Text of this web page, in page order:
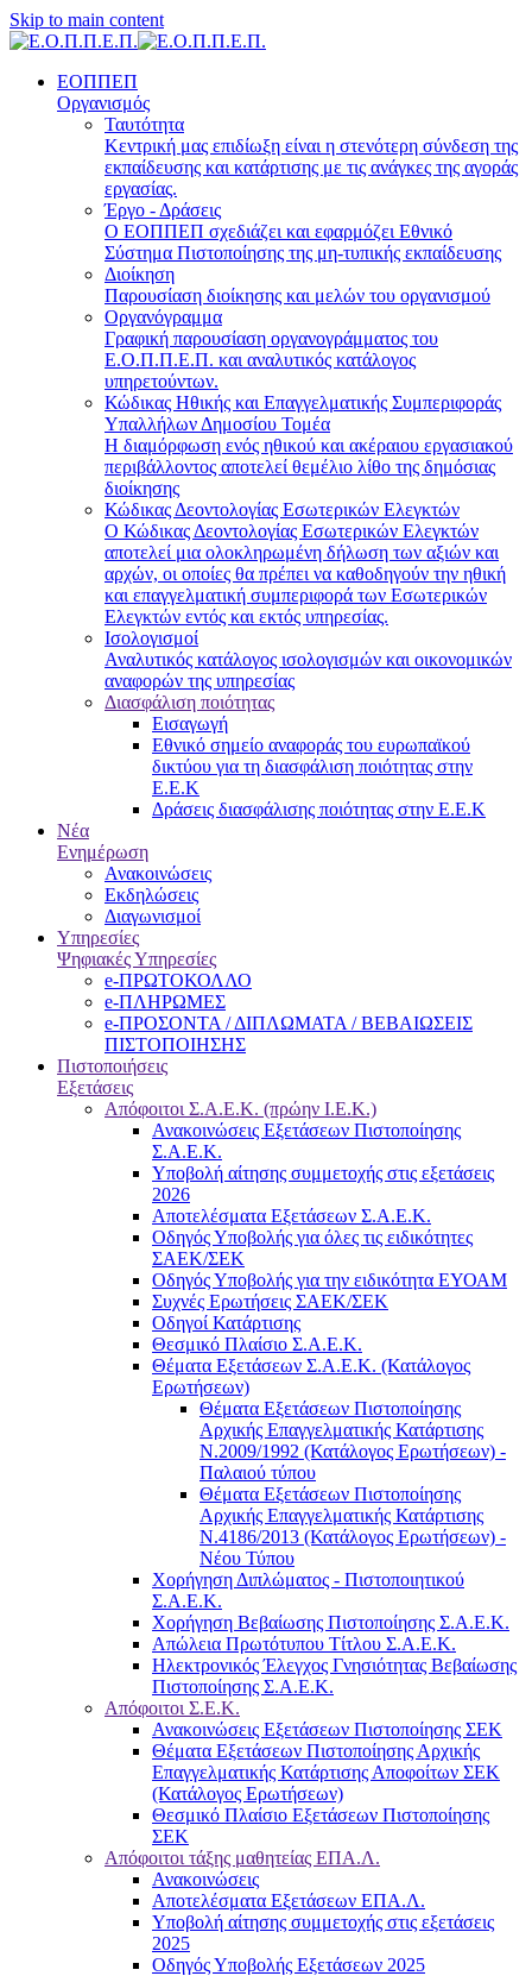
Skip to main content
ΕΟΠΠΕΠ
Οργανισμός
Ταυτότητα
Κεντρική μας επιδίωξη είναι η στενότερη σύνδεση της
εκπαίδευσης και κατάρτισης με τις ανάγκες της αγοράς
εργασίας.
Έργο - Δράσεις
Ο ΕΟΠΠΕΠ σχεδιάζει και εφαρμόζει Eθνικό
Σύστημα Πιστοποίησης της μη-τυπικής εκπαίδευσης
Διοίκηση
Παρουσίαση διοίκησης και μελών του οργανισμού
Οργανόγραμμα
Γραφική παρουσίαση οργανογράμματος του
Ε.Ο.Π.Π.Ε.Π. και αναλυτικός κατάλογος
υπηρετούντων.
Κώδικας Ηθικής και Επαγγελματικής Συμπεριφοράς
Υπαλλήλων Δημοσίου Τομέα
Η διαμόρφωση ενός ηθικού και ακέραιου εργασιακού
περιβάλλοντος αποτελεί θεμέλιο λίθο της δημόσιας
διοίκησης
Κώδικας Δεοντολογίας Εσωτερικών Ελεγκτών
Ο Κώδικας Δεοντολογίας Εσωτερικών Ελεγκτών
αποτελεί μια ολοκληρωμένη δήλωση των αξιών και
αρχών, οι οποίες θα πρέπει να καθοδηγούν την ηθική
και επαγγελματική συμπεριφορά των Εσωτερικών
Ελεγκτών εντός και εκτός υπηρεσίας.
Ισολογισμοί
Αναλυτικός κατάλογος ισολογισμών και οικονομικών
αναφορών της υπηρεσίας
Διασφάλιση ποιότητας
Εισαγωγή
Εθνικό σημείο αναφοράς του ευρωπαϊκού
δικτύου για τη διασφάλιση ποιότητας στην
Ε.Ε.Κ
Δράσεις διασφάλισης ποιότητας στην Ε.Ε.Κ
Νέα
Ενημέρωση
Ανακοινώσεις
Εκδηλώσεις
Διαγωνισμοί
Υπηρεσίες
Ψηφιακές Υπηρεσίες
e-ΠΡΩΤΟΚΟΛΛΟ
e-ΠΛΗΡΩΜΕΣ
e-ΠΡΟΣΟΝΤΑ / ΔΙΠΛΩΜΑΤΑ / ΒΕΒΑΙΩΣΕΙΣ
ΠΙΣΤΟΠΟΙΗΣΗΣ
Πιστοποιήσεις
Εξετάσεις
Απόφοιτοι Σ.Α.Ε.Κ. (πρώην Ι.Ε.Κ.)
Ανακοινώσεις Εξετάσεων Πιστοποίησης
Σ.Α.Ε.Κ.
Υποβολή αίτησης συμμετοχής στις εξετάσεις
2026
Αποτελέσματα Εξετάσεων Σ.Α.Ε.Κ.
Οδηγός Υποβολής για όλες τις ειδικότητες
ΣΑΕΚ/ΣΕΚ
Οδηγός Υποβολής για την ειδικότητα ΕΥΟΑΜ
Συχνές Ερωτήσεις ΣΑΕΚ/ΣΕΚ
Οδηγοί Κατάρτισης
Θεσμικό Πλαίσιο Σ.Α.Ε.Κ.
Θέματα Εξετάσεων Σ.Α.Ε.Κ. (Κατάλογος
Ερωτήσεων)
Θέματα Εξετάσεων Πιστοποίησης
Αρχικής Επαγγελματικής Κατάρτισης
Ν.2009/1992 (Κατάλογος Ερωτήσεων) -
Παλαιού τύπου
Θέματα Εξετάσεων Πιστοποίησης
Αρχικής Επαγγελματικής Κατάρτισης
Ν.4186/2013 (Κατάλογος Ερωτήσεων) -
Νέου Τύπου
Χορήγηση Διπλώματος - Πιστοποιητικού
Σ.Α.Ε.Κ.
Χορήγηση Βεβαίωσης Πιστοποίησης Σ.Α.Ε.Κ.
Απώλεια Πρωτότυπου Τίτλου Σ.Α.Ε.Κ.
Ηλεκτρονικός Έλεγχος Γνησιότητας Βεβαίωσης
Πιστοποίησης Σ.Α.Ε.Κ.
Απόφοιτοι Σ.Ε.Κ.
Ανακοινώσεις Εξετάσεων Πιστοποίησης ΣΕΚ
Θέματα Εξετάσεων Πιστοποίησης Αρχικής
Επαγγελματικής Κατάρτισης Αποφοίτων ΣΕΚ
(Κατάλογος Ερωτήσεων)
Θεσμικό Πλαίσιο Εξετάσεων Πιστοποίησης
ΣΕΚ
Απόφοιτοι τάξης μαθητείας ΕΠΑ.Λ.
Ανακοινώσεις
Αποτελέσματα Εξετάσεων ΕΠΑ.Λ.
Υποβολή αίτησης συμμετοχής στις εξετάσεις
2025
Οδηγός Υποβολής Εξετάσεων 2025